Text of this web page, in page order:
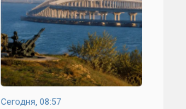
Сегодня, 08:57